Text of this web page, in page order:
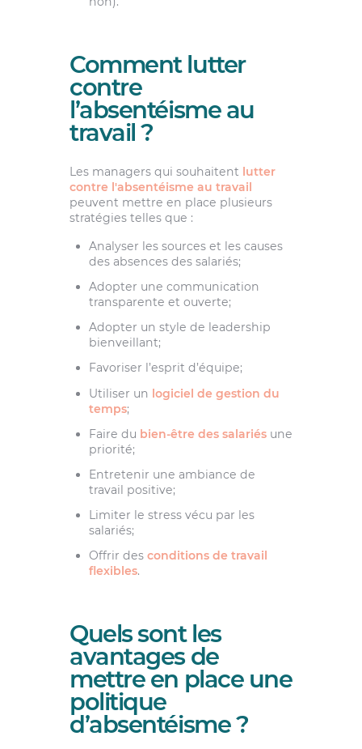
Comment lutter
contre
l’absentéisme au
travail ?
Les managers qui souhaitent lutter
contre l'absentéisme au travail
peuvent mettre en place plusieurs
stratégies telles que :
Analyser les sources et les causes
des absences des salariés;
Adopter une communication
transparente et ouverte;
Adopter un style de leadership
bienveillant;
Favoriser l’esprit d’équipe;
Utiliser un logiciel de gestion du
temps;
Faire du bien-être des salariésune
priorité;
Entretenir une ambiance de
travail positive;
Limiter le stress vécu par les
salariés;
Offrir des conditions de travail
flexibles.
Quels sont les
avantages de
mettre en place une
politique
d’absentéisme ?